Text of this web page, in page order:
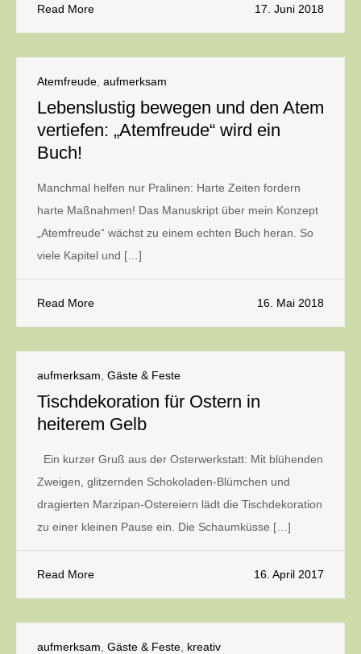
Read More 17. Juni 2018
Atemfreude aufmerksam
Lebenslustig bewegen und den Atem
vertiefen: „Atemfreude“ wird ein
Buch!
Manchmal helfen nur Pralinen: Harte Zeiten fordern
harte Maßnahmen! Das Manuskript über mein Konzept
„Atemfreude“ wächst zu einem echten Buch heran. So
viele Kapitel und […]
Read More 16. Mai 2018
aufmerksam Gäste & Feste
Tischdekoration für Ostern in
heiterem Gelb
Ein kurzer Gruß aus der Osterwerkstatt: Mit blühenden
Zweigen, glitzernden Schokoladen-Blümchen und
dragierten Marzipan-Ostereiern lädt die Tischdekoration
zu einer kleinen Pause ein. Die Schaumküsse […]
Read More 16. April 2017
aufmerksam Gäste & Feste kreativ